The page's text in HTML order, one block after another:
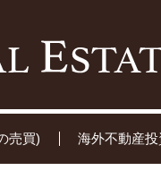
売買) 海外不動産投